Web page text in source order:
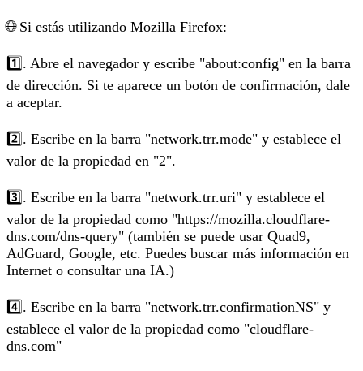
🌐 Si estás utilizando Mozilla Firefox:
1️⃣. Abre el navegador y escribe "about:config" en la barra
de dirección. Si te aparece un botón de confirmación, dale
a aceptar.
2️⃣. Escribe en la barra "network.trr.mode" y establece el
valor de la propiedad en "2".
3️⃣. Escribe en la barra "network.trr.uri" y establece el
valor de la propiedad como "https://mozilla.cloudflare-
dns.com/dns-query" (también se puede usar Quad9,
AdGuard, Google, etc. Puedes buscar más información en
Internet o consultar una IA.)
4️⃣. Escribe en la barra "network.trr.confirmationNS" y
establece el valor de la propiedad como "cloudflare-
dns.com"